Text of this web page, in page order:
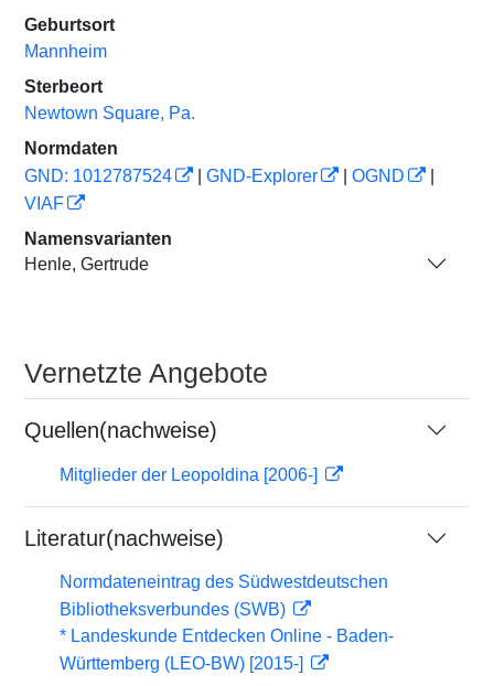
Geburtsort
Mannheim
Sterbeort
Newtown Square, Pa.
Normdaten
GND: 1012787524
GND-Explorer OGND
VIAF
Namensvarianten
Henle, Gertrude
Vernetzte Angebote
Quellen(nachweise)
Mitglieder der Leopoldina [2006-]
Literatur(nachweise)
Normdateneintrag des Südwestdeutschen
Bibliotheksverbundes (SWB)
* Landeskunde Entdecken Online - Baden-
Württemberg (LEO-BW) [2015-]